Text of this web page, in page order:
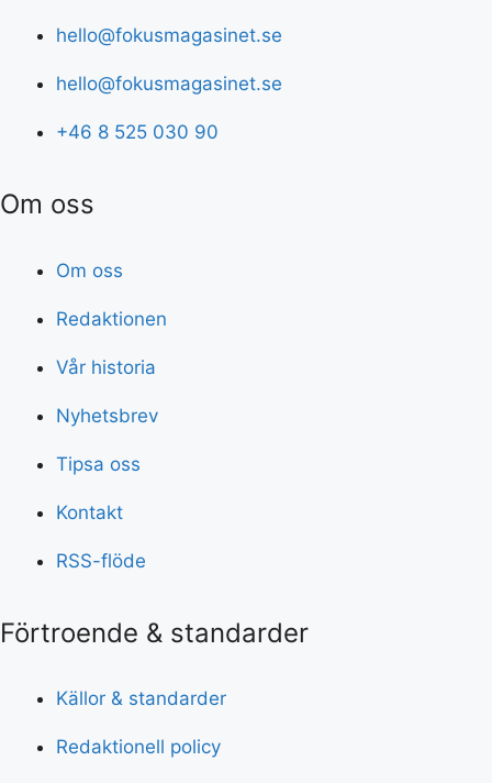
hello@fokusmagasinet.se
hello@fokusmagasinet.se
+46 8 525 030 90
Om oss
Om oss
Redaktionen
Vår historia
Nyhetsbrev
Tipsa oss
Kontakt
RSS-flöde
Förtroende & standarder
Källor & standarder
Redaktionell policy